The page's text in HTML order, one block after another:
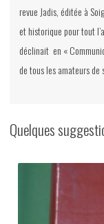
revue Jadis, éditée à
et historique pour tout
déclinait en «
de tous les amateurs
Quelques